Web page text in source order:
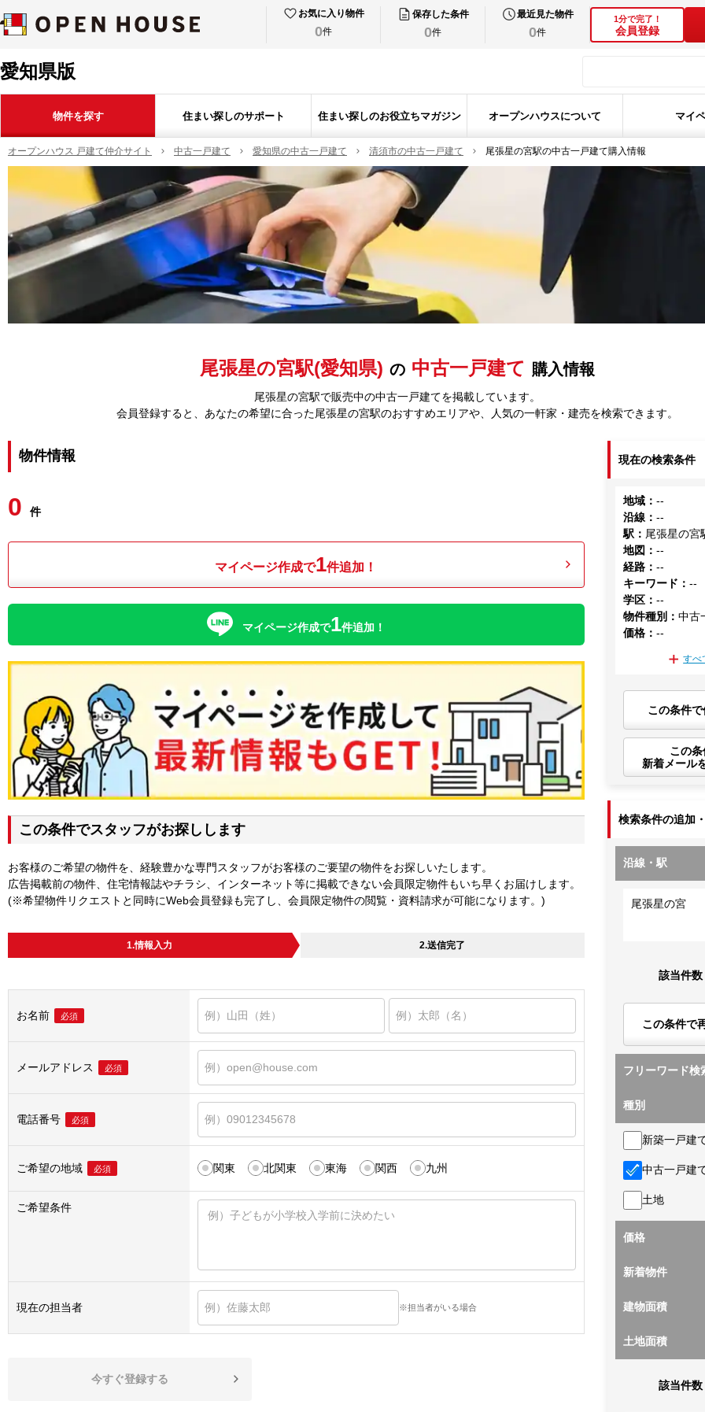
お気に入り物件
0件
保存した条件
0件
最近見た物件
0件
1分で完了！
会員登録
愛知県版
物件を探す 住まい探しのサポート 住まい探しのお役立ちマガジン オープンハウスについて マイ
オープンハウス 戸建て仲介サイト 中古一戸建て 愛知県の中古一戸建て 清須市の中古一戸建て 尾張星の宮駅の中古一戸建て購入情報
尾張星の宮駅(愛知県) の 中古一戸建て 購入情報
尾張星の宮駅で販売中の中古一戸建てを掲載しています。
会員登録すると、あなたの希望に合った尾張星の宮駅のおすすめエリアや、人気の一軒家・建売を検索できます。
物件情報
0 件
マイページ作成で1件追加！
マイページ作成で1件追加！
この条件でスタッフがお探しします
お客様のご希望の物件を、経験豊かな専門スタッフがお客様のご要望の物件をお探しいたします。
広告掲載前の物件、住宅情報誌やチラシ、インターネット等に掲載できない会員限定物件もいち早くお届けします。
(※希望物件リクエストと同時にWeb会員登録も完了し、会員限定物件の閲覧・資料請求が可能になります。)
1.情報入力 2.送信完了
お名前 必須
メールアドレス 必須
電話番号 必須
ご希望の地域 必須 関東 北関東 東海 関西 九州
ご希望条件
現在の担当者 ※担当者がいる場合
今すぐ登録する
現在の検索条件
地域 ：--
沿線 ：--
駅 ： 尾張星の宮
地図 ：--
経路 ：--
キーワード ：--
学区 ：--
物件種別 ：中古
価格 ：--
すべ
この条件
この
新着メール
検索条件の追加
沿線・駅
尾張星の宮
該当件数
この条件で
フリーワード検
種別
新築一戸建
中古一戸建
土地
価格
新着物件
建物面積
土地面積
該当件数